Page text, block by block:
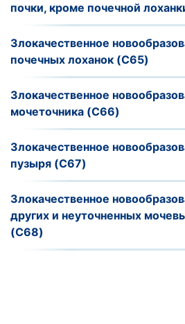
почки, кроме почечной
Злокачественное
почечных лоханок (C65)
Злокачественное
мочеточника (C66)
Злокачественное
пузыря (C67)
Злокачественное
других и неуточненных
(C68)